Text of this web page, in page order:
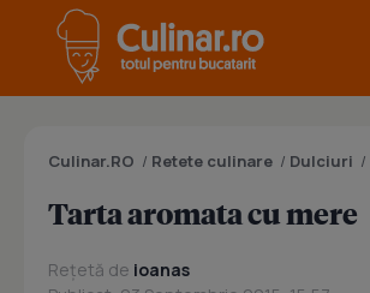
Culinar.RO / Retete culinare / Dulciuri /
Tarta aromata cu mere
Rețetă de ioanas